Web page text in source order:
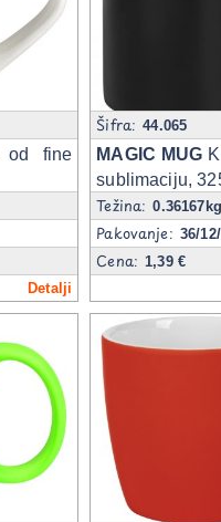
od fine
Detalji
Šifra:44.065
MAGIC MUG
sublimaciju,
Težina:0.36167kg
Pakovanje: 36/
Cena:1,39 €